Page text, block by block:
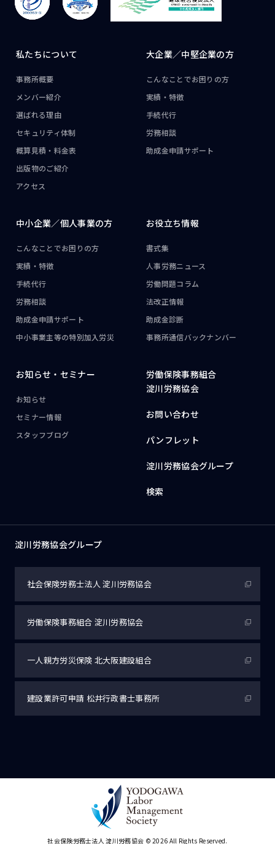
私たちについて
事務所概要
メンバー紹介
選ばれる理由
セキュリティ体制
概算見積・料金表
出版物のご紹介
アクセス
大企業／中堅企業の方
こんなことでお困りの方
実績・特徴
手続代行
労務相談
助成金申請サポート
中小企業／個人事業の方
こんなことでお困りの方
実績・特徴
手続代行
労務相談
助成金申請サポート
中小事業主等の特別加入労災
お役立ち情報
書式集
人事労務ニュース
労働問題コラム
法改正情報
助成金診断
事務所通信バックナンバー
お知らせ・ セミナー
お知らせ
セミナー情報
スタッフブログ
労働保険事務組合
淀川労務協会
お問い合わせ
パンフレット
淀川労務協会グループ
検索
淀川労務協会グループ
社会保険労務士法人淀川労務協会
労働保険事務組合 淀川労務協会
一人親方労災保険 北大阪建設組合
建設業許可申請 松井行政書士事務所
社会保険労務士法人 淀川労務協会 © 2026 All Rights Reserved.